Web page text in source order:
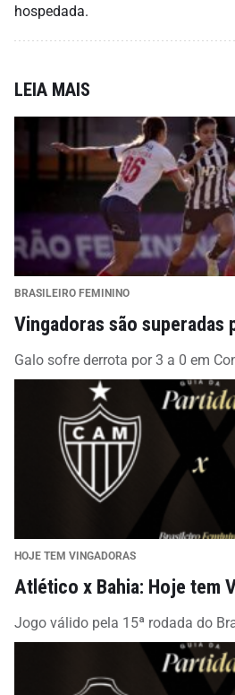
hospedada.
LEIA MAIS
BRASILEIRO FEMININO
Vingadoras são superadas
Galo sofre derrota por 3 a 0 em
HOJE TEM VINGADORAS
Atlético x Bahia: Hoje tem
Jogo válido pela 15ª rodada do